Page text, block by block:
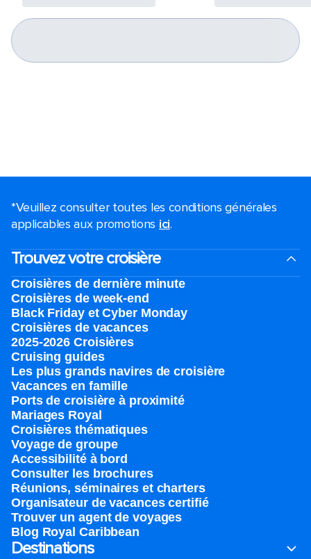
*Veuillez consulter toutes les conditions générales
applicables aux promotions ici.
Trouvez votre croisière
Croisières de dernière minute
Croisières de week-end
Black Friday et Cyber Monday
Croisières de vacances
2025-2026 Croisières
Cruising guides
Les plus grands navires de croisière
Vacances en famille
Ports de croisière à proximité
Mariages Royal
Croisières thématiques
Voyage de groupe​
Accessibilité à bord​
Consulter les brochures
Réunions, séminaires et charters
Organisateur de vacances certifié
Trouver un agent de voyages
Blog Royal Caribbean
Destinations